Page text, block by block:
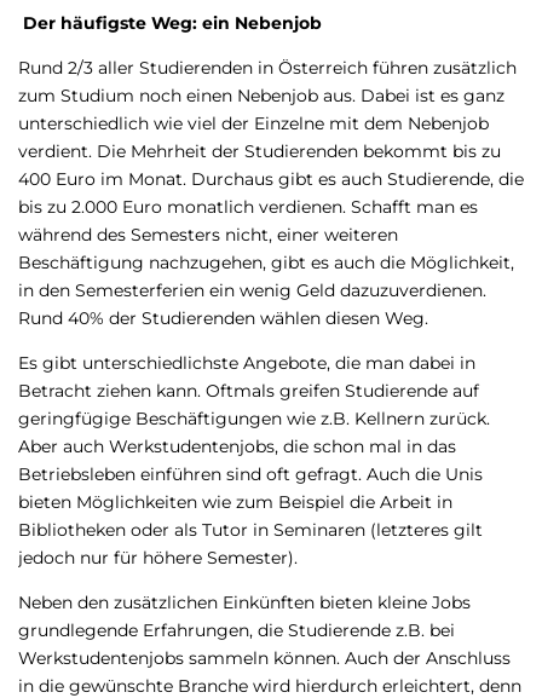
Der häufigste Weg: ein Nebenjob
Rund 2/3 aller Studierenden in Österreich führen zusätzlich
zum Studium noch einen Nebenjob aus. Dabei ist es ganz
unterschiedlich wie viel der Einzelne mit dem Nebenjob
verdient. Die Mehrheit der Studierenden bekommt bis zu
400 Euro im Monat. Durchaus gibt es auch Studierende, die
bis zu 2.000 Euro monatlich verdienen. Schafft man es
während des Semesters nicht, einer weiteren
Beschäftigung nachzugehen, gibt es auch die Möglichkeit,
in den Semesterferien ein wenig Geld dazuzuverdienen.
Rund 40% der Studierenden wählen diesen Weg.
Es gibt unterschiedlichste Angebote, die man dabei in
Betracht ziehen kann. Oftmals greifen Studierende auf
geringfügige Beschäftigungen wie z.B. Kellnern zurück.
Aber auch Werkstudentenjobs, die schon mal in das
Betriebsleben einführen sind oft gefragt. Auch die Unis
bieten Möglichkeiten wie zum Beispiel die Arbeit in
Bibliotheken oder als Tutor in Seminaren (letzteres gilt
jedoch nur für höhere Semester).
Neben den zusätzlichen Einkünften bieten kleine Jobs
grundlegende Erfahrungen, die Studierende z.B. bei
Werkstudentenjobs sammeln können. Auch der Anschluss
in die gewünschte Branche wird hierdurch erleichtert, denn